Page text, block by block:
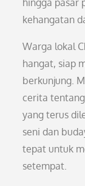
hingga pasar
kehangatan
Warga lokal
hangat, siap
berkunjung.
cerita
yang terus
seni dan
tepat untuk
setempat.